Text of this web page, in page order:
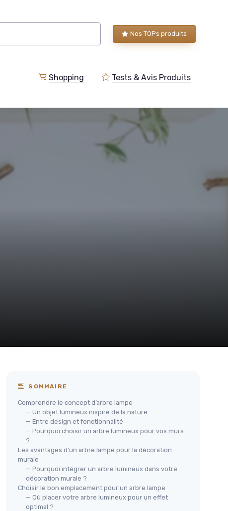
Nos TOPs produits
Shopping Tests & Avis Produits
SOMMAIRE
Comprendre le concept d’arbre lampe
— Un objet lumineux inspiré de la nature
— Entre design et fonctionnalité
— Pourquoi choisir un arbre lumineux pour vos murs
?
Les avantages d’un arbre lampe pour la décoration
murale
— Pourquoi intégrer un arbre lumineux dans votre
décoration murale ?
Choisir le bon emplacement pour un arbre lampe
— Où placer votre arbre lumineux pour un effet
optimal ?